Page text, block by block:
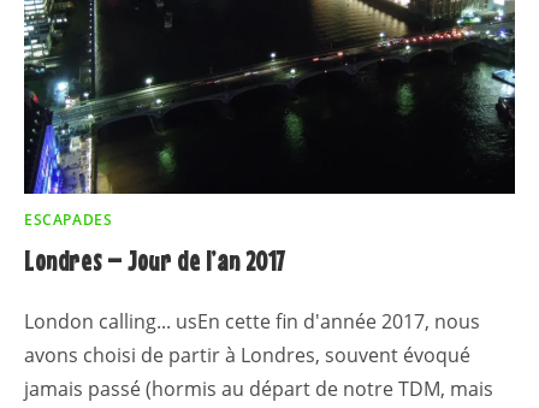
ESCAPADES
Londres – Jour de l’an 2017
London calling... usEn cette fin d'année 2017, nous
avons choisi de partir à Londres, souvent évoqué
jamais passé (hormis au départ de notre TDM, mais